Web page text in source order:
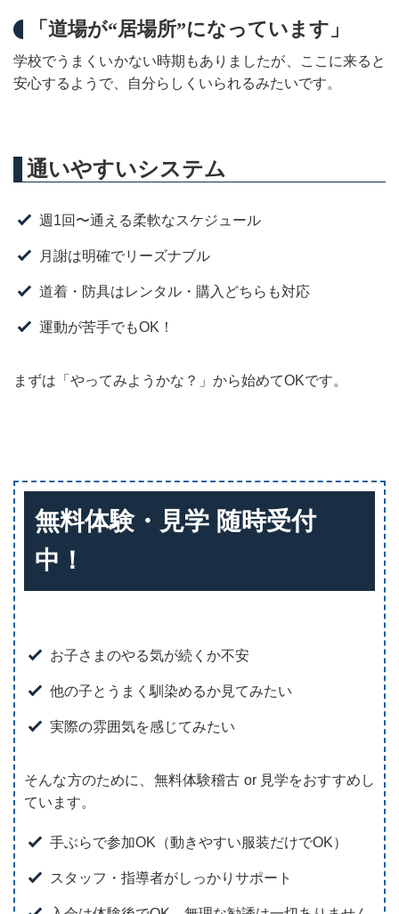
「道場が“居場所”になっています」
学校でうまくいかない時期もありましたが、ここに来ると
安心するようで、自分らしくいられるみたいです。
通いやすいシステム
週1回〜通える柔軟なスケジュール
月謝は明確でリーズナブル
道着・防具はレンタル・購入どちらも対応
運動が苦手でもOK！
まずは「やってみようかな？」から始めてOKです。
無料体験・見学 随時受付
中！
お子さまのやる気が続くか不安
他の子とうまく馴染めるか見てみたい
実際の雰囲気を感じてみたい
そんな方のために、無料体験稽古 or 見学をおすすめし
ています。
手ぶらで参加OK（動きやすい服装だけでOK）
スタッフ・指導者がしっかりサポート